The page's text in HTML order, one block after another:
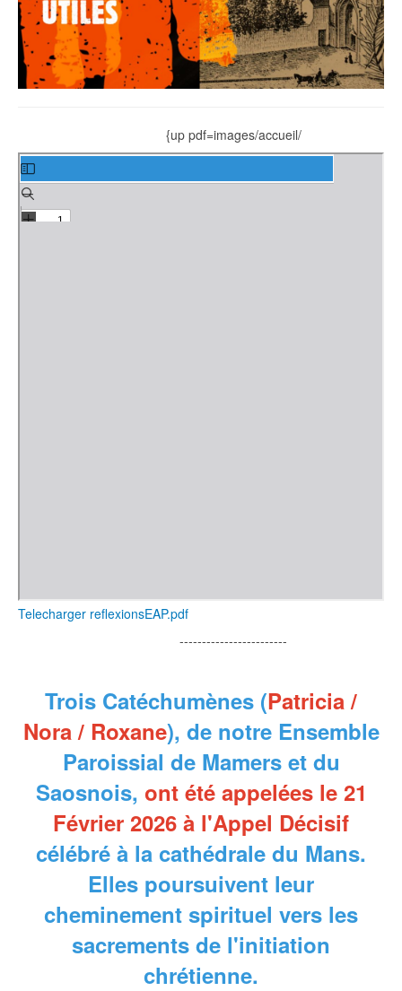
{up pdf=images/accueil/
Telecharger reflexionsEAP.pdf
------------------------
Trois Catéchumènes (Patricia /
Nora / Roxane), de notre Ensemble
Paroissial de Mamers et du
Saosnois, ont été appelées le 21
Février 2026 à l'Appel Décisif
célébré à la cathédrale du Mans.
Elles poursuivent leur
cheminement spirituel vers les
sacrements de l'initiation
chrétienne.